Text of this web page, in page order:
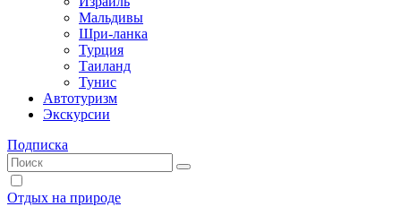
Мальдивы
Шри-ланка
Турция
Таиланд
Тунис
Автотуризм
Экскурсии
Подписка
Отдых на природе